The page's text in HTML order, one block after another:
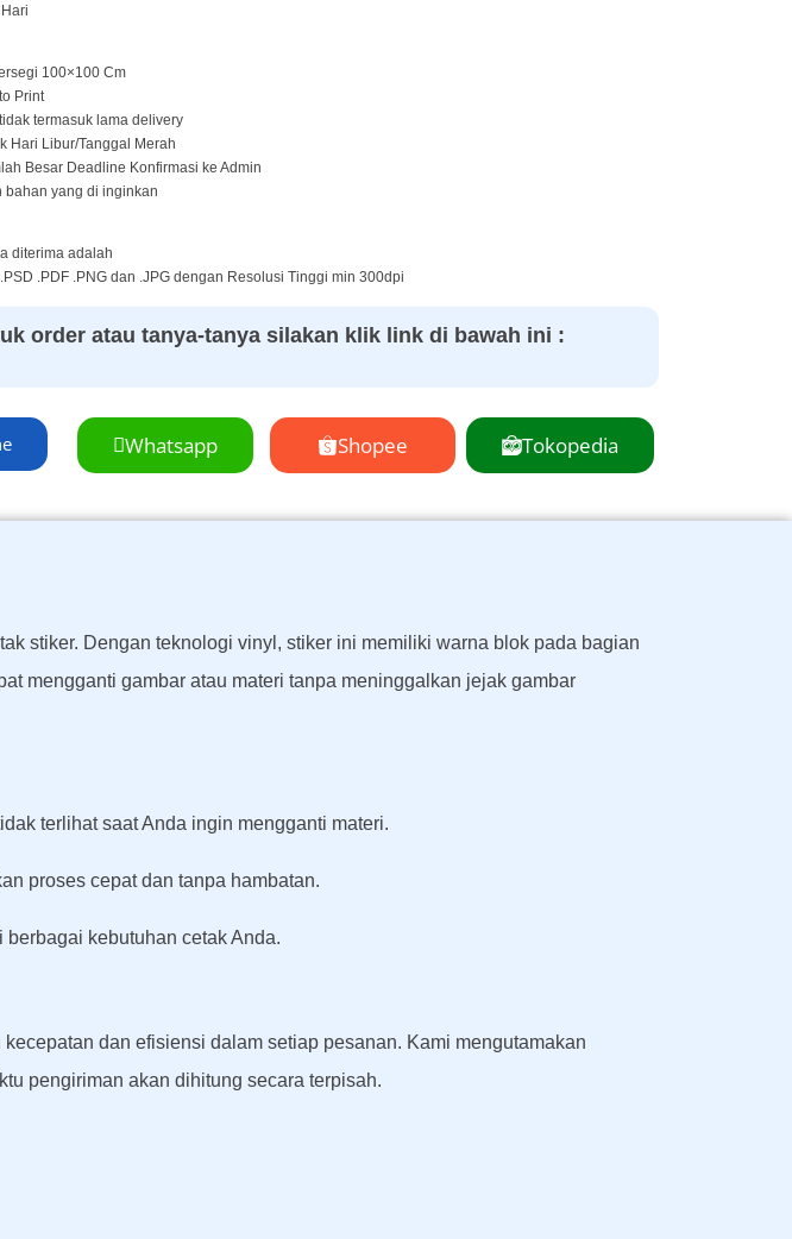
100×100 Cm
Print
termasuk lama delivery
Hari Libur/Tanggal Merah
Besar Deadline Konfirmasi ke Admin
bahan yang di inginkan
diterima adalah
.PSD .PDF .PNG dan .JPG dengan Resolusi Tinggi min 300dpi
order atau tanya-tanya silakan klik link di bawah ini :
Whatsapp Shopee Tokopedia
stiker. Dengan teknologi vinyl, stiker ini memiliki warna blok pada bagian
mengganti gambar atau materi tanpa meninggalkan jejak gambar
terlihat saat Anda ingin mengganti materi.
proses cepat dan tanpa hambatan.
kebutuhan cetak Anda.
dan efisiensi dalam setiap pesanan. Kami mengutamakan
pengiriman akan dihitung secara terpisah.